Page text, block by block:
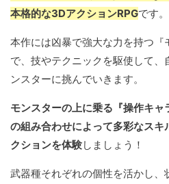
本格的な3DアクションRPGです。
本作には凶暴で強大な力を持つ
で、技やテクニックを駆使して
ンスターに挑んでいきます。
モンスターの上に乗る『操作キャ
の組み合わせによって多彩なス
クションを体験しましょう！
武器種それぞれの個性を活かし、